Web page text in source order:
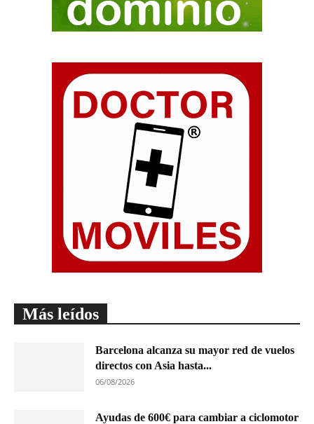
Más leídos
Barcelona alcanza su mayor red de vuelos
directos con Asia hasta...
06/08/2026
Ayudas de 600€ para cambiar a ciclomotor